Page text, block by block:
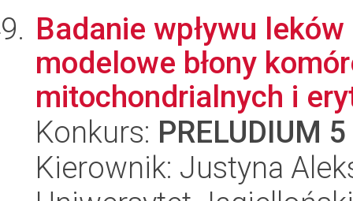
Badanie wpływu
modelowe błony
mitochondrialnych i
Konkurs: PRELUDIUM 5
Kierownik: Justyna